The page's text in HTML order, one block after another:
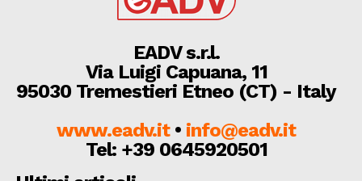
EADV s.r.l.
Via Luigi Capuana, 11
95030 Tremestieri Etneo (CT) - Italy
www.eadv.it• info@eadv.it
Tel: +39 0645920501